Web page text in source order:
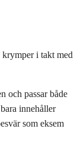
i takt med
och passar både
innehåller
som eksem